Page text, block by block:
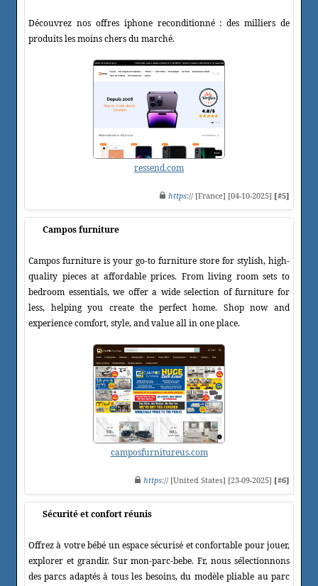
Découvrez nos offres iphone reconditionné : des milliers de
produits les moins chers du marché.
ressend.com
https:// [France] [04-10-2025] [#5]
Campos furniture
Campos furniture is your go-to furniture store for stylish, high-
quality pieces at affordable prices. From living room sets to
bedroom essentials, we offer a wide selection of furniture for
less, helping you create the perfect home. Shop now and
experience comfort, style, and value all in one place.
camposfurnitureus.com
https:// [United States] [23-09-2025] [#6]
Sécurité et confort réunis
Offrez à votre bébé un espace sécurisé et confortable pour jouer,
explorer et grandir. Sur mon-parc-bebe. Fr, nous sélectionnons
des parcs adaptés à tous les besoins, du modèle pliable au parc